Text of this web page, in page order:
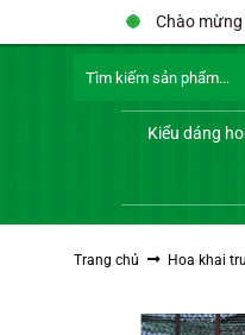
qua
Chào
kiếm:
Kiểu dáng
Trang chủ Hoa khai